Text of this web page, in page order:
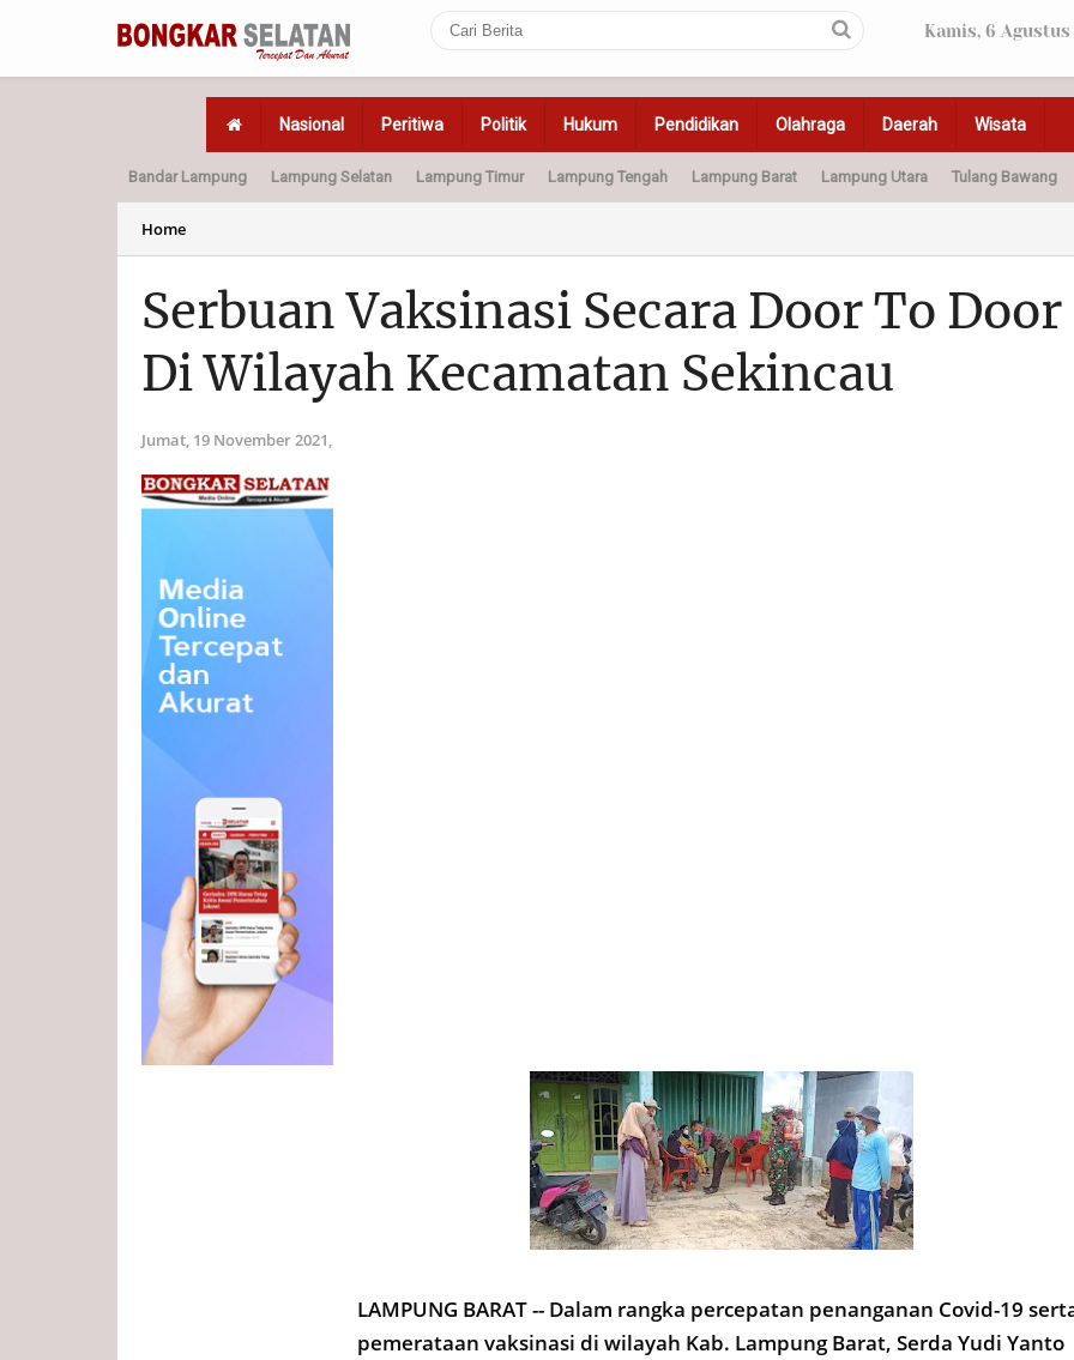
Kamis, 6 Agustus
Nasional Peritiwa Politik Hukum Pendidikan Olahraga Daerah Wisata
Home Politik Hukum Peristiwa Olahraga Pendidikan Otomotif
Bandar Lampung Lampung Selatan Lampung Timur Lampung Tengah Lampung Barat Lampung Utara Tulang Bawang
Home
Serbuan Vaksinasi Secara Door To Door
Di Wilayah Kecamatan Sekincau
Jumat, 19 November 2021,
LAMPUNG BARAT -- Dalam rangka percepatan penanganan Covid-19
pemerataan vaksinasi di wilayah Kab. Lampung Barat, Serda Yudi Yanto